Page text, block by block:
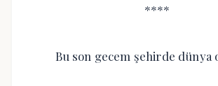
****
Bu son gecem şehirde dünya